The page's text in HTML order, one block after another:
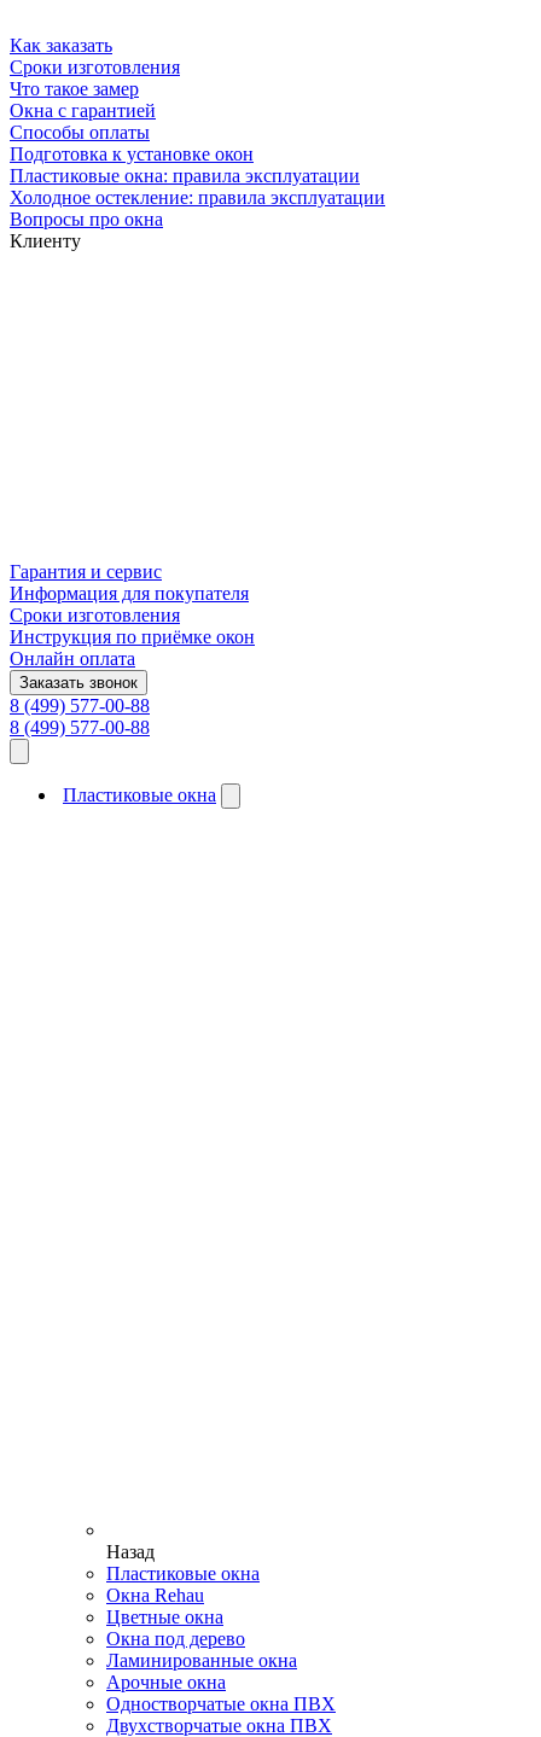
Как заказать
Сроки изготовления
Что такое замер
Окна с гарантией
Способы оплаты
Подготовка к установке окон
Пластиковые окна: правила эксплуатации
Холодное остекление: правила эксплуатации
Вопросы про окна
Клиенту
Гарантия и сервис
Информация для покупателя
Сроки изготовления
Инструкция по приёмке окон
Онлайн оплата
Заказать звонок
8 (499) 577-00-88
8 (499) 577-00-88
Пластиковые окна
Назад
Пластиковые окна
Окна Rehau
Цветные окна
Окна под дерево
Ламинированные окна
Арочные окна
Одностворчатые окна ПВХ
Двухстворчатые окна ПВХ